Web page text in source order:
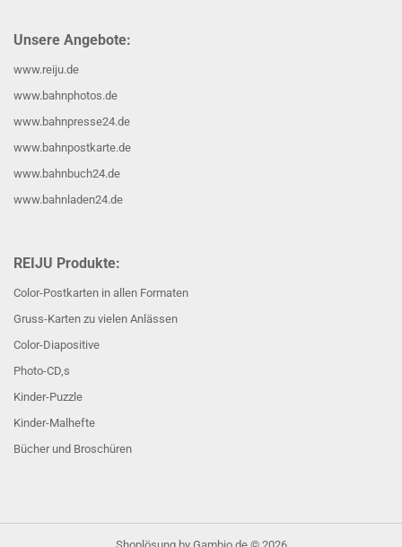
Unsere Angebote:
www.reiju.de
www.bahnphotos.de
www.bahnpresse24.de
www.bahnpostkarte.de
www.bahnbuch24.de
www.bahnladen24.de
REIJU Produkte:
Color-Postkarten in allen Formaten
Gruss-Karten zu vielen Anlässen
Color-Diapositive
Photo-CD,s
Kinder-Puzzle
Kinder-Malhefte
Bücher und Broschüren